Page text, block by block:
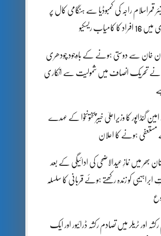
قمراسلام راجہ کی کمبوڈیا سے ہنگامی کال پر
کا کامیاب ریسکیو
خان سے دوستی ہونے کے باوجود چودھری
نے تحریک انصاف میں شمولیت سے انکاری
گنڈاپور کا وزیراعلیٰ خیبرپختونخوا کے عہدے
مستعفی ہونے کا اعلان
بھر میں نمازِ عیدالاضحی کی ادائیگی کے بعد
ابراہیمی کو زندہ رکھتے ہوئے قربانی کا سلسلہ
رکشہ اور ٹریلر میں تصادم رکشہ ڈرائیور اور ایک